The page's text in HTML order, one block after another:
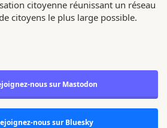
citoyenne réunissant un réseau
citoyens le plus large possible.
nous sur Mastodon
nous sur Bluesky